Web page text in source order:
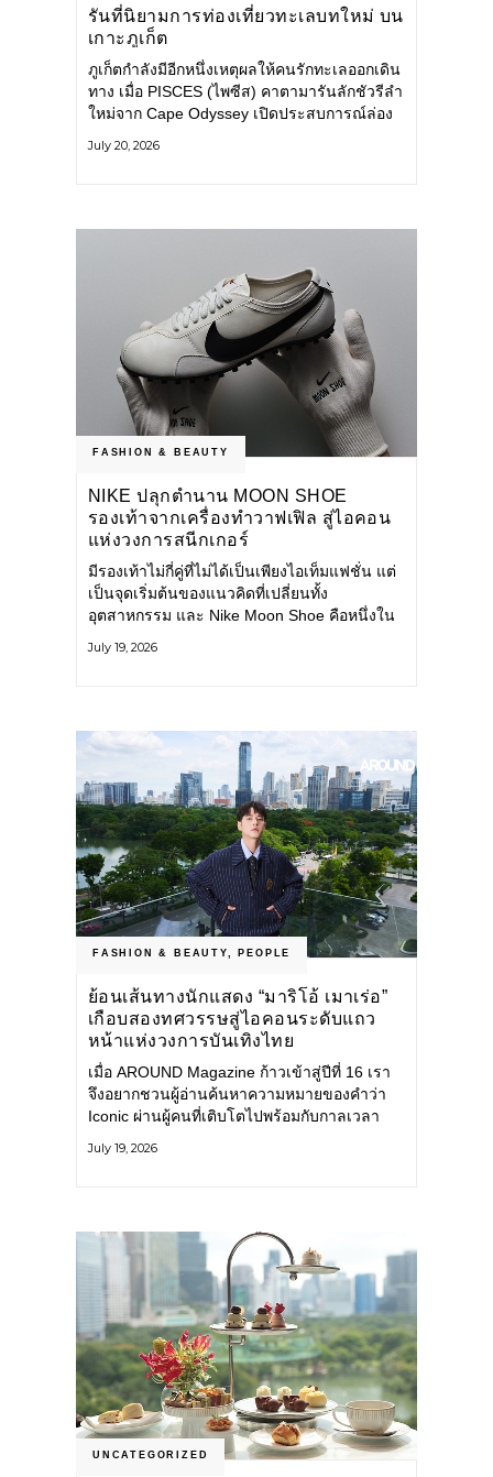
รันที่นิยามการท่องเที่ยวทะเลบทใหม่ บน
เกาะภูเก็ต
ภูเก็ตกำลังมีอีกหนึ่งเหตุผลให้คนรักทะเลออกเดิน
ทาง เมื่อ PISCES (ไพซีส) คาตามารันลักชัวรีลำ
ใหม่จาก Cape Odyssey เปิดประสบการณ์ล่อง
ไป ผสานความสะดวกสบายแบบโรงแรมระดับ
July 20, 2026
FASHION & BEAUTY
NIKE ปลุกตำนาน MOON SHOE
รองเท้าจากเครื่องทำวาฟเฟิล สู่ไอคอน
แห่งวงการสนีกเกอร์
มีรองเท้าไม่กี่คู่ที่ไม่ได้เป็นเพียงไอเท็มแฟชั่น แต่
เป็นจุดเริ่มต้นของแนวคิดที่เปลี่ยนทั้ง
อุตสาหกรรม และ Nike Moon Shoe คือหนึ่งใน
ศตวรรษก่อน กำลังกลับมาอีกครั้ง พร้อมพาเรื่อง
July 19, 2026
FASHION & BEAUTY, PEOPLE
ย้อนเส้นทางนักแสดง “มาริโอ้ เมาเร่อ”
เกือบสองทศวรรษสู่ไอคอนระดับแถว
หน้าแห่งวงการบันเทิงไทย
เมื่อ AROUND Magazine ก้าวเข้าสู่ปีที่ 16 เรา
จึงอยากชวนผู้อ่านค้นหาความหมายของคำว่า
Iconic ผ่านผู้คนที่เติบโตไปพร้อมกับกาลเวลา
คือ มาริโอ้ เมาเร่อ
July 19, 2026
UNCATEGORIZED